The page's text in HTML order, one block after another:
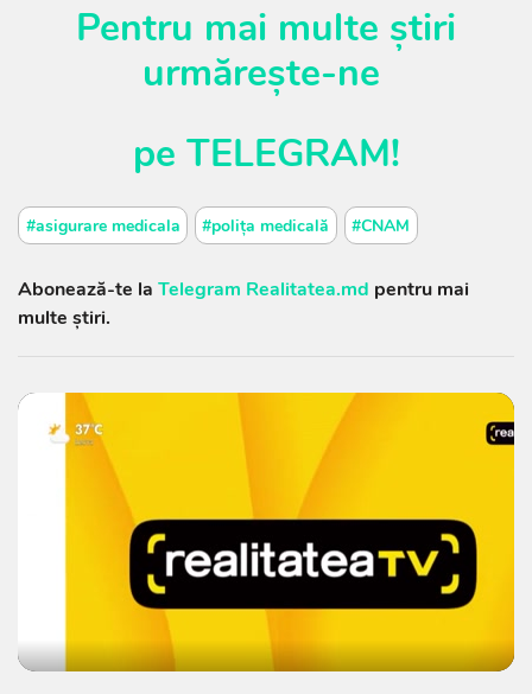
Pentru mai multe știri
urmărește-ne
pe TELEGRAM!
#asigurare medicala #polița medicală #CNAM
Abonează-te la Telegram Realitatea.md pentru mai
multe știri.